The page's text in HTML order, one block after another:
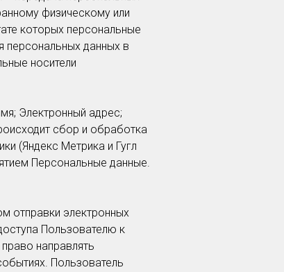
физическому или
которых персональные
данных в
носители
Электронный адрес;
сбор и обработка
(Яндекс Метрика и Гугл
Персональные данные.
отправки электронных
Пользователю к
направлять
Пользователь